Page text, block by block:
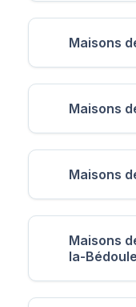
Maisons
Maisons
Maisons
Maisons
la-Bédoule